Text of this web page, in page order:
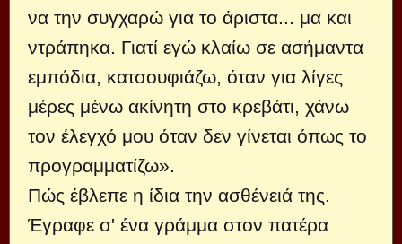
να την συγχαρώ για το άριστα... μα και
ντράπηκα. Γιατί εγώ κλαίω σε ασήμαντα
εμπόδια, κατσουφιάζω, όταν για λίγες
μέρες μένω ακίνητη στο κρεβάτι, χάνω
τον έλεγχό μου όταν δεν γίνεται όπως το
προγραμματίζω».
Πώς έβλεπε η ίδια την ασθένειά της.
Έγραφε σ' ένα γράμμα στον πατέρα